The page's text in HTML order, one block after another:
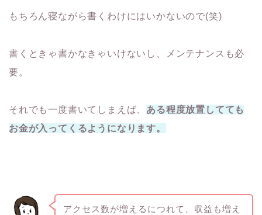
もちろん寝ながら書くわけにはいかないので(笑)
書くときゃ書かなきゃいけないし、メンテナンスも必
要。
それでも一度書いてしまえば、 ある程度放置してても
お金が入ってくるようになります。
アクセス数が増えるにつれて、収益も増え